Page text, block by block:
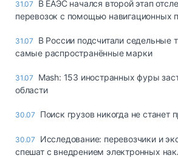
31.07
В ЕАЭС начался второй этап
перевозок с помощью навигационных
31.07
В России подсчитали седельные
самые распространённые марки
31.07
Mash: 153 иностранных фуры
области
30.07 Поиск грузов никогда не станет
30.07
Исследование: перевозчики и
спешат с внедрением электронных